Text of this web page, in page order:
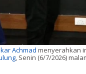
Achmad menyerahkan
, Senin (6/7/2026)